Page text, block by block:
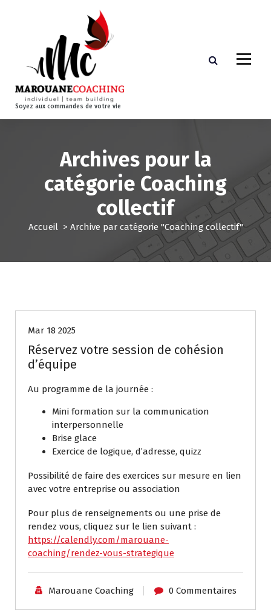
Soyez aux commandes de votre vie
Archives pour la
catégorie Coaching
collectif
Accueil> Archive par catégorie "Coaching collectif"
Mar 18 2025
Réservez votre session de cohésion
d’équipe
Au programme de la journée :
Mini formation sur la communication
interpersonnelle
Brise glace
Exercice de logique, d’adresse, quizz
Possibilité de faire des exercices sur mesure en lien
avec votre entreprise ou association
Pour plus de renseignements ou une prise de
rendez vous, cliquez sur le lien suivant :
https://calendly.com/marouane-
coaching/rendez-vous-strategique
Marouane Coaching 0 Commentaires